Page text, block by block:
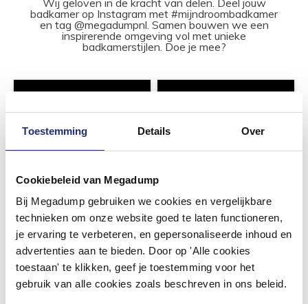
Toestemming Details Over
Cookiebeleid van Megadump
Bij Megadump gebruiken we cookies en vergelijkbare
technieken om onze website goed te laten functioneren,
je ervaring te verbeteren, en gepersonaliseerde inhoud en
advertenties aan te bieden. Door op 'Alle cookies
toestaan' te klikken, geef je toestemming voor het
gebruik van alle cookies zoals beschreven in ons beleid.
badkamer op Instagram met #mijndroombadkamer
en tag @megadumpnl. Samen bouwen we een
inspirerende omgeving vol met unieke
badkamerstijlen. Doe je mee?